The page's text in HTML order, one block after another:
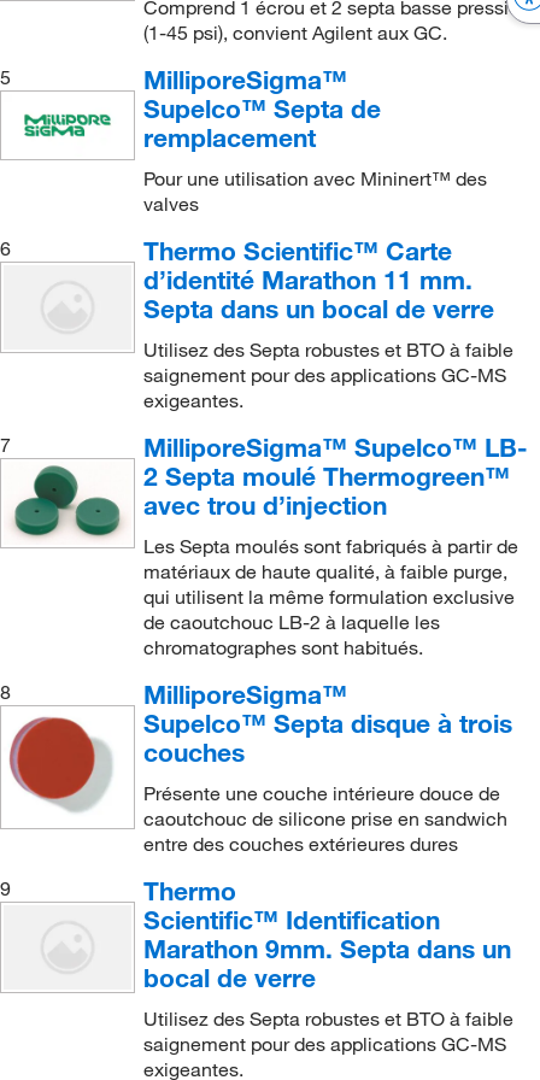
Comprend 1 écrou et 2 septa basse pression
(1-45 psi), convient Agilent aux GC.
5
MilliporeSigma™
Supelco™ Septa de
remplacement
Pour une utilisation avec Mininert™ des
valves
6
Thermo Scientific™ Carte
d’identité Marathon 11 mm.
Septa dans un bocal de verre
Utilisez des Septa robustes et BTO à faible
saignement pour des applications GC-MS
exigeantes.
7
MilliporeSigma™ Supelco™ LB-
2 Septa moulé Thermogreen™
avec trou d’injection
Les Septa moulés sont fabriqués à partir de
matériaux de haute qualité, à faible purge,
qui utilisent la même formulation exclusive
de caoutchouc LB-2 à laquelle les
chromatographes sont habitués.
8
MilliporeSigma™
Supelco™ Septa disque à trois
couches
Présente une couche intérieure douce de
caoutchouc de silicone prise en sandwich
entre des couches extérieures dures
9
Thermo
Scientific™ Identification
Marathon 9mm. Septa dans un
bocal de verre
Utilisez des Septa robustes et BTO à faible
saignement pour des applications GC-MS
exigeantes.